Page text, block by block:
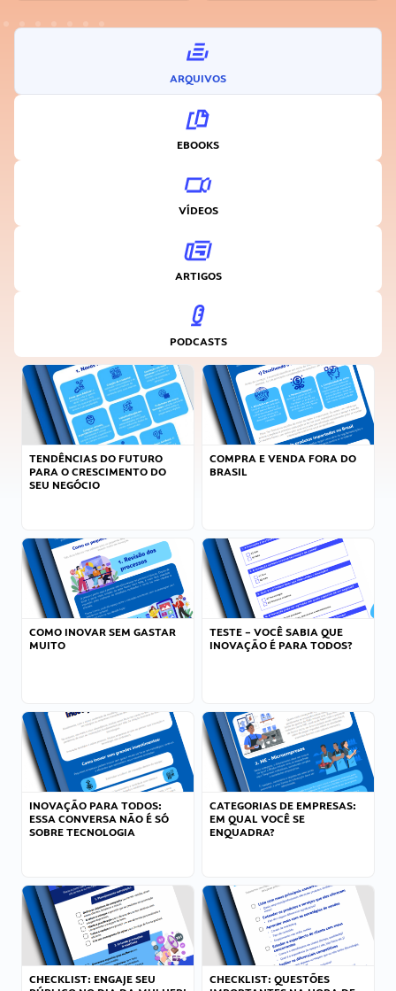
ARQUIVOS
EBOOKS
VÍDEOS
ARTIGOS
PODCASTS
TENDÊNCIAS DO FUTURO
PARA O CRESCIMENTO DO
SEU NEGÓCIO
COMPRA E VENDA FORA DO
BRASIL
COMO INOVAR SEM GASTAR
MUITO
TESTE – VOCÊ SABIA QUE
INOVAÇÃO É PARA TODOS?
INOVAÇÃO PARA TODOS:
ESSA CONVERSA NÃO É SÓ
SOBRE TECNOLOGIA
CATEGORIAS DE EMPRESAS:
EM QUAL VOCÊ SE
ENQUADRA?
CHECKLIST: ENGAJE SEU
CHECKLIST: QUESTÕES